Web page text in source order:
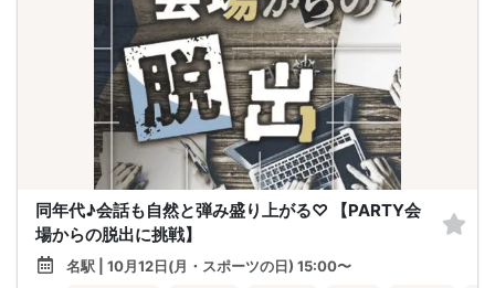
同年代♪会話も自然と弾み盛り上がる♡ 【PARTY会
場からの脱出に挑戦】
名駅 | 10月12日(月・スポーツの日) 15:00〜